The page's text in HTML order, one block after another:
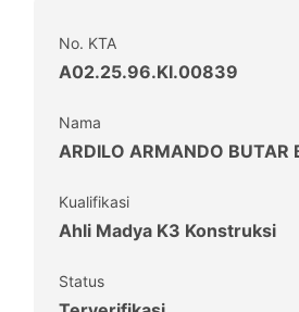
No. KTA
A02.25.96.KI.00839
Nama
ARDILO ARMANDO BUTAR
Kualifikasi
Ahli Madya K3 Konstruksi
Status